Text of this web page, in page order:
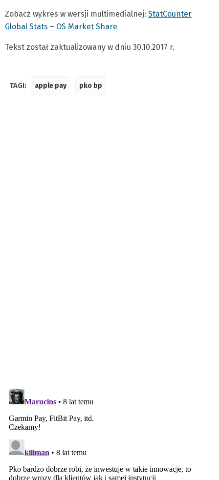
Zobacz wykres w wersji multimedialnej: StatCounter
Global Stats – OS Market Share
Tekst został zaktualizowany w dniu 30.10.2017 r.
TAGI: apple pay pko bp